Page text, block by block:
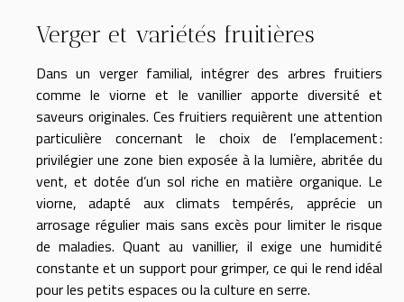
Verger et variétés fruitières
Dans un verger familial, intégrer des arbres fruitiers
comme le viorne et le vanillier apporte diversité et
saveurs originales. Ces fruitiers requièrent une attention
particulière concernant le choix de l’emplacement :
privilégier une zone bien exposée à la lumière, abritée du
vent, et dotée d’un sol riche en matière organique. Le
viorne, adapté aux climats tempérés, apprécie un
arrosage régulier mais sans excès pour limiter le risque
de maladies. Quant au vanillier, il exige une humidité
constante et un support pour grimper, ce qui le rend idéal
pour les petits espaces ou la culture en serre.